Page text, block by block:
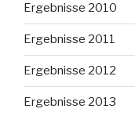
Ergebnisse 2010
Ergebnisse 2011
Ergebnisse 2012
Ergebnisse 2013